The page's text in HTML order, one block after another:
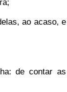
ao acaso, e
de contar as